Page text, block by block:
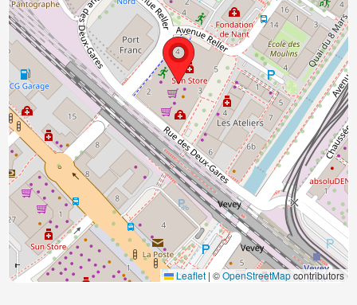
Leaflet | ©OpenStreetMapcontributors